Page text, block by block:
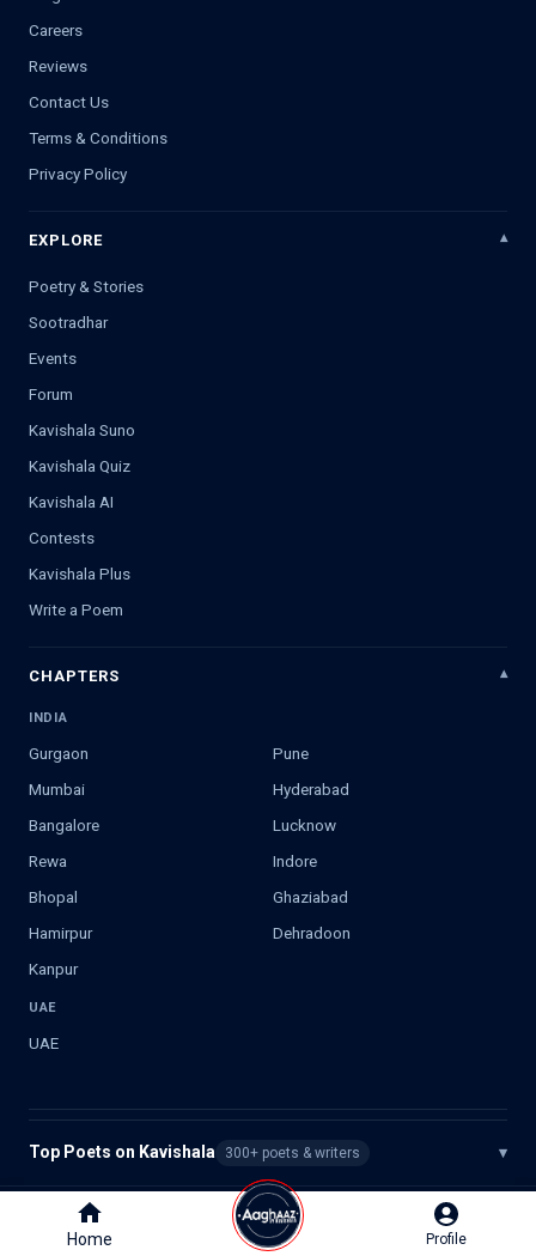
Home Profile
Home Profile
Careers
Reviews
Contact Us
Terms & Conditions
Privacy Policy
EXPLORE
Poetry & Stories
Sootradhar
Events
Forum
Kavishala Suno
Kavishala Quiz
Kavishala AI
Contests
Kavishala Plus
Write a Poem
CHAPTERS
INDIA
Gurgaon
Pune
Mumbai
Hyderabad
Bangalore
Lucknow
Rewa
Indore
Bhopal
Ghaziabad
Hamirpur
Dehradoon
Kanpur
UAE
UAE
Top Poets on Kavishala 300+ poets & writers ▾
Kavishala. All rights reserved.